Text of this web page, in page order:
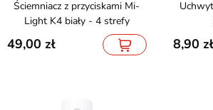
Ściemniacz z przyciskami Mi-
Light K4 biały - 4 strefy
49,00
Uchwyt do pilotów Mi-Light
8,90